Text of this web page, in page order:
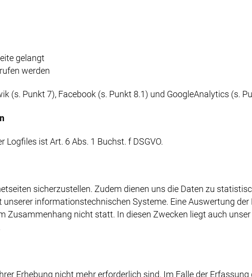
gelangt
werden
(s. Punkt 7), Facebook (s. Punkt 8.1) und GoogleAnalytics (s.
ist Art. 6 Abs. 1 Buchst. f DSGVO.
sicherzustellen. Zudem dienen uns die Daten zu
informationstechnischen Systeme. Eine Auswertung der
Zusammenhang nicht statt. In diesen Zwecken liegt auch
Erhebung nicht mehr erforderlich sind. Im Falle der Erfassung